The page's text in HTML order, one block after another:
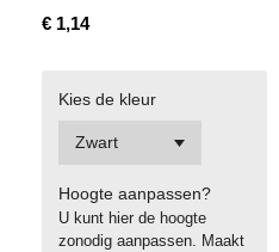
€ 1,14
Kies de kleur
Hoogte aanpassen?
U kunt hier de hoogte
zonodig aanpassen. Maakt